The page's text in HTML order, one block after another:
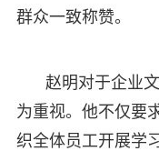
群众一致称赞。
赵明对于企业
为重视。他不仅要
织全体员工开展学